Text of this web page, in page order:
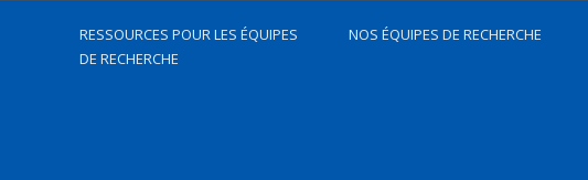
RESSOURCES POUR LES ÉQUIPES
DE RECHERCHE
NOS ÉQUIPES DE RECHERCHE